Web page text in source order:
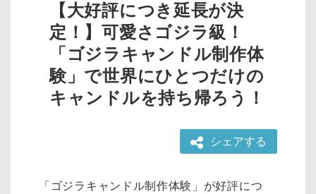
【大好評につき延長が決
定！】可愛さゴジラ級！
「ゴジラキャンドル制作体
験」で世界にひとつだけの
キャンドルを持ち帰ろう！
シェアする
「ゴジラキャンドル制作体験」が好評につ